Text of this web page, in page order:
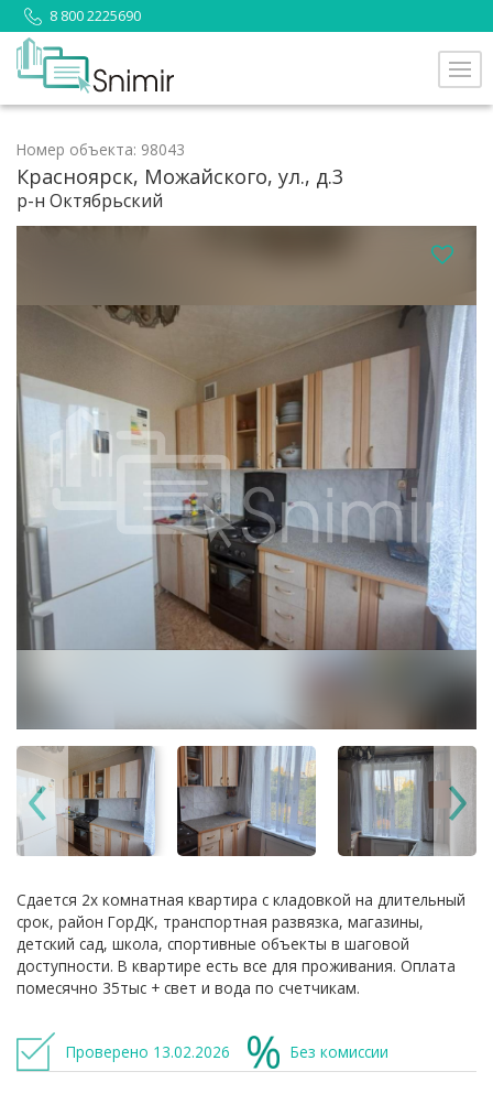
8 800 2225690
Номер объекта: 98043
Красноярск, Можайского, ул., д.3
р-н Октябрьский
Сдается 2х комнатная квартира с кладовкой на длительный
срок, район ГорДК, транспортная развязка, магазины,
детский сад, школа, спортивные объекты в шаговой
доступности. В квартире есть все для проживания. Оплата
помесячно 35тыс + свет и вода по счетчикам.
Проверено 13.02.2026 Без комиссии